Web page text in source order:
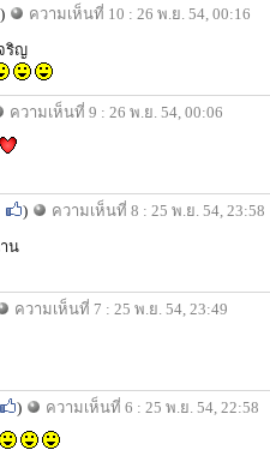
) ความเห็นที่ 10 : 26 พ.ย. 54, 00:16
ริญ
ความเห็นที่ 9 : 26 พ.ย. 54, 00:06
) ความเห็นที่ 8 : 25 พ.ย. 54, 23:58
น
ความเห็นที่ 7 : 25 พ.ย. 54, 23:49
) ความเห็นที่ 6 : 25 พ.ย. 54, 22:58